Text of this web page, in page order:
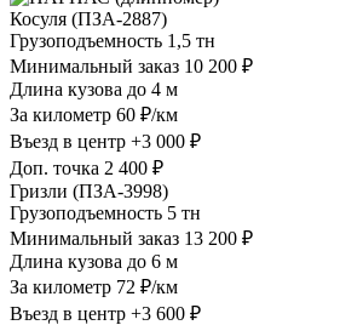
Косуля (ПЗА-2887)
Грузоподъемность 1,5 тн
Минимальный заказ 10 200 ₽
Длина кузова до 4 м
За километр 60 ₽/км
Въезд в центр +3 000 ₽
Доп. точка 2 400 ₽
Гризли (ПЗА-3998)
Грузоподъемность 5 тн
Минимальный заказ 13 200 ₽
Длина кузова до 6 м
За километр 72 ₽/км
Въезд в центр +3 600 ₽